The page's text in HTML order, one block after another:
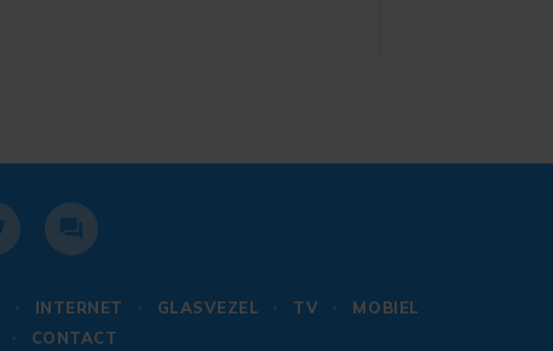
INTERNET GLASVEZEL TV
MOBIEL
CONTACT